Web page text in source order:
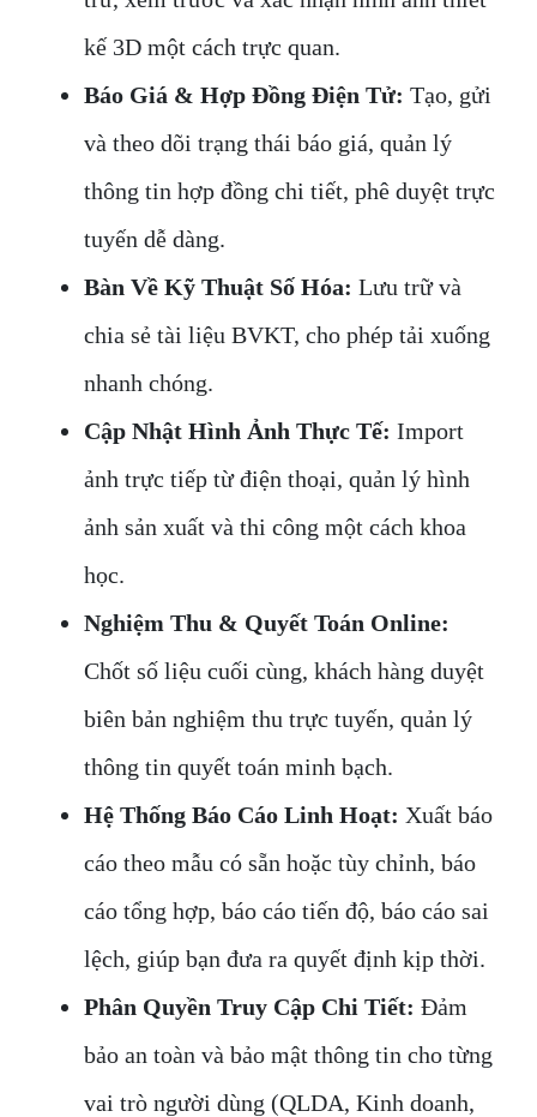
kế 3D một cách trực quan.
Báo Giá & Hợp Đồng Điện Tử: Tạo, gửi
và theo dõi trạng thái báo giá, quản lý
thông tin hợp đồng chi tiết, phê duyệt trực
tuyến dễ dàng.
Bàn Về Kỹ Thuật Số Hóa: Lưu trữ và
chia sẻ tài liệu BVKT, cho phép tải xuống
nhanh chóng.
Cập Nhật Hình Ảnh Thực Tế: Import
ảnh trực tiếp từ điện thoại, quản lý hình
ảnh sản xuất và thi công một cách khoa
học.
Nghiệm Thu & Quyết Toán Online:
Chốt số liệu cuối cùng, khách hàng duyệt
biên bản nghiệm thu trực tuyến, quản lý
thông tin quyết toán minh bạch.
Hệ Thống Báo Cáo Linh Hoạt: Xuất báo
cáo theo mẫu có sẵn hoặc tùy chỉnh, báo
cáo tổng hợp, báo cáo tiến độ, báo cáo sai
lệch, giúp bạn đưa ra quyết định kịp thời.
Phân Quyền Truy Cập Chi Tiết: Đảm
bảo an toàn và bảo mật thông tin cho từng
vai trò người dùng (QLDA, Kinh doanh,